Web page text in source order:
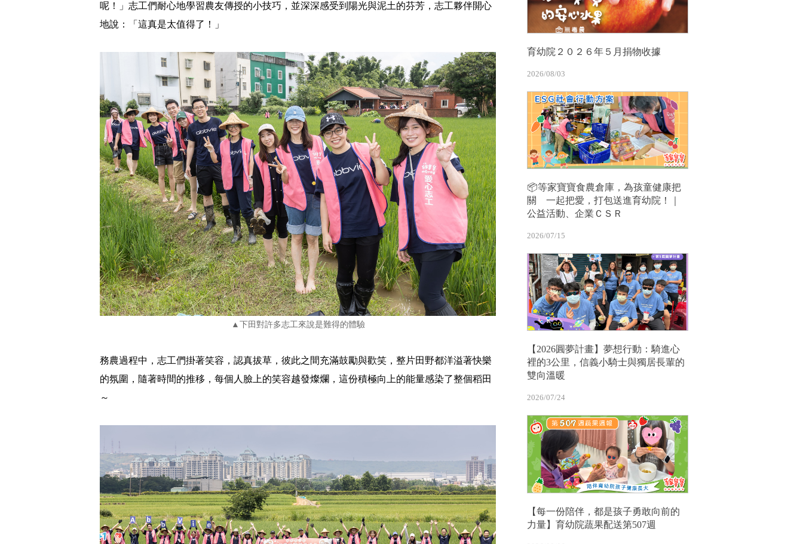
呢！」志工們耐心地學習農友傳授的小技巧，並深深感受到陽光與泥土的芬芳，志工夥伴開心
地說：「這真是太值得了！」
▲下田對許多志工來說是難得的體驗
務農過程中，志工們掛著笑容，認真拔草，彼此之間充滿鼓勵與歡笑，整片田野都洋溢著快樂
的氛圍，隨著時間的推移，每個人臉上的笑容越發燦爛，這份積極向上的能量感染了整個稻田
～
育幼院２０２６年５月捐物收據
2026/08/03
📦等家寶寶食農倉庫，為孩童健康把
關 一起把愛，打包送進育幼院！｜
公益活動、企業ＣＳＲ
2026/07/15
【2026圓夢計畫】夢想行動：騎進心
裡的3公里，信義小騎士與獨居長輩的
雙向溫暖
2026/07/24
【每一份陪伴，都是孩子勇敢向前的
力量】育幼院蔬果配送第507週